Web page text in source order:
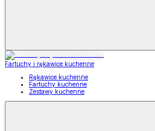
Fartuchy i rękawice kuchenne
Rękawice kuchenne
Fartuchy kuchenne
Zestawy kuchenne